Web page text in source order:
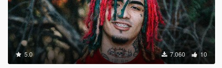
5.0 7.060 10